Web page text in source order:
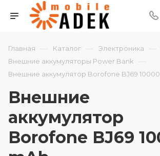
Главная — Каталог — Электроника —
Внешние аккумуляторы Power Bank —
Внешние аккумулятор Borofone BJ69
Внешние
аккумулятор
Borofone BJ69